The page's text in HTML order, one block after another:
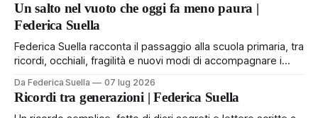
Un salto nel vuoto che oggi fa meno paura |
Federica Suella
Federica Suella racconta il passaggio alla scuola primaria, tra
ricordi, occhiali, fragilità e nuovi modi di accompagnare i
Da Federica Suella 07 lug 2026
Ricordi tra generazioni | Federica Suella